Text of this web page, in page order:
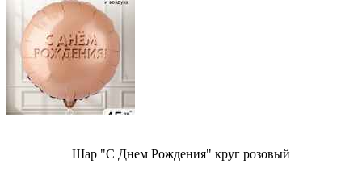
Шар "С Днем Рождения" круг розовый